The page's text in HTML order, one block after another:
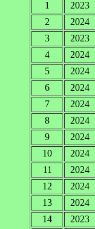
1
2023
2
2024
3
2023
4
2024
5
2024
6
2024
7
2024
8
2024
9
2024
10
2024
11
2024
12
2024
13
2024
14
2023